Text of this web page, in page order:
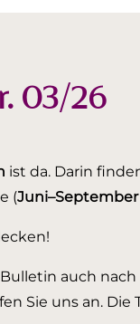
03/26
ist da. Darin
(Juni–September
auch
Sie uns an.